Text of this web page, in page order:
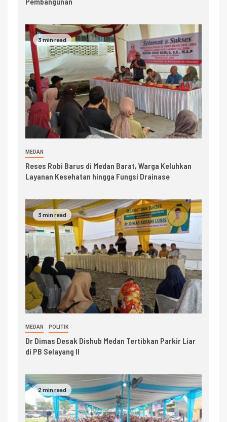
3 min read
MEDAN
Reses Robi Barus di Medan Barat, Warga Keluhkan
Layanan Kesehatan hingga Fungsi Drainase
3 min read
MEDAN POLITIK
Dr Dimas Desak Dishub Medan Tertibkan Parkir Liar
di PB Selayang II
2 min read